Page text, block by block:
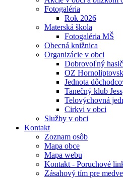
Fotogaléria
Rok 2026
Materská škola
Fotogaléria MŠ
Obecná knižnica
Organizácie v obci
Dobrovoľný
OZ
Jednota
Tanečný klub
Telovýchovná
Cirkvi v obci
Služby v obci
Kontakt
Zoznam osôb
Mapa obce
Mapa webu
Kontakt - Poruchové
Zásahový tím pre